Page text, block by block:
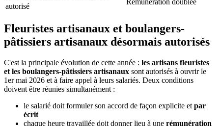
autorisé
Fleuristes artisanaux et boulangers-
pâtissiers artisanaux désormais autorisés
C'est la principale évolution de cette année : les artisans fleuristes
et les boulangers-pâtissiers artisanaux sont autorisés à ouvrir le
1er mai 2026 et à faire appel à leurs salariés. Deux conditions
doivent être réunies simultanément :
le salarié doit formuler son accord de façon explicite et par
écrit
chaque heure travaillée doit donner lieu à une rémunération